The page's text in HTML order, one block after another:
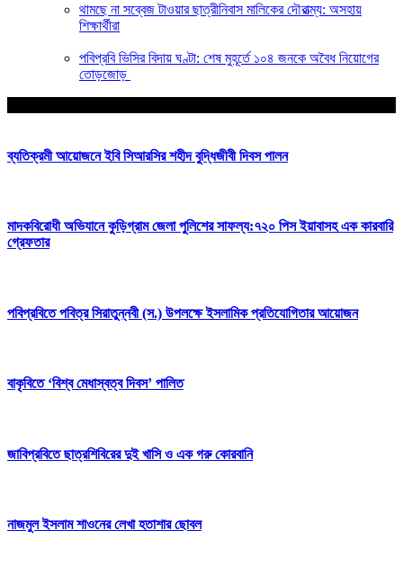
থামছে না সব্বেজ টাওয়ার ছাত্রীনিবাস মালিকের দৌরাত্ম্য: অসহায়
শিক্ষার্থীরা
পবিপ্রবি ভিসির বিদায় ঘণ্টা: শেষ মুহূর্তে ১০৪ জনকে অবৈধ নিয়োগের
তোড়জোড়
ব্যতিক্রমী আয়োজনে ইবি সিআরসির শহীদ বুদ্ধিজীবী দিবস পালন
মাদকবিরোধী অভিযানে কুড়িগ্রাম জেলা পুলিশের সাফল্য:৭২০ পিস ইয়াবাসহ এক কারবারি
গ্রেফতার
পবিপ্রবিতে পবিত্র সিরাতুন্নবী (স.) উপলক্ষে ইসলামিক প্রতিযোগিতার আয়োজন
বাকৃবিতে ‘বিশ্ব মেধাস্বত্ব দিবস’ পালিত
জাবিপ্রবিতে ছাত্রশিবিরের দুই খাসি ও এক গরু কোরবানি
নাজমুল ইসলাম শাওনের লেখা হতাশার ছোবল